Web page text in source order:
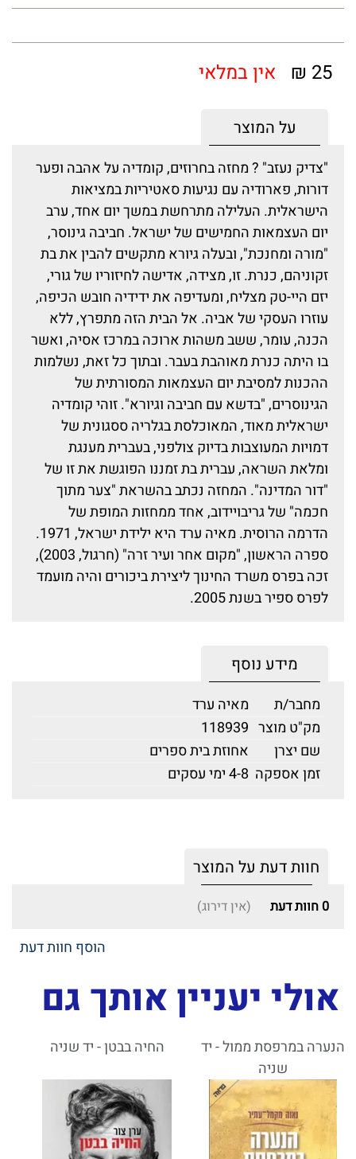
25 ₪ אין במלאי
על המוצר
"צדיק נעזב" ? מחזה בחרוזים, קומדיה על אהבה ופער
דורות, פארודיה עם נגיעות סאטיריות במציאות
הישראלית. העלילה מתרחשת במשך יום אחד, ערב
יום העצמאות החמישים של ישראל. חביבה גינוסר,
"מורה ומחנכת", ובעלה גיורא מתקשים להבין את בת
זקוניהם, כנרת. זו, מצידה, אדישה לחיזוריו של גורי,
יזם היי-טק מצליח, ומעדיפה את ידידיה חובש הכיפה,
עוזרו העסקי של אביה. אל הבית הזה מתפרץ, ללא
הכנה, עומר, ששב משהות ארוכה במרכז אסיה, ואשר
בו היתה כנרת מאוהבת בעבר. ובתוך כל זאת, נשלמות
ההכנות למסיבת יום העצמאות המסורתית של
הגינוסרים, "בדשא עם חביבה וגיורא". זוהי קומדיה
ישראלית מאוד, המאוכלסת בגלריה ססגונית של
דמויות המעוצבות בדיוק צולפני, בעברית מענגת
ומלאת השראה, עברית בת זמננו הפוגשת את זו של
"דור המדינה". המחזה נכתב בהשראת "צער מתוך
חכמה" של גריבויידוב, אחד ממחזות המופת של
הדרמה הרוסית. מאיה ערד היא ילידת ישראל, 1971.
ספרה הראשון, "מקום אחר ועיר זרה" (חרגול, 2003),
זכה בפרס משרד החינוך ליצירת ביכורים והיה מועמד
לפרס ספיר בשנת 2005.
מידע נוסף
מחבר/ת
מאיה ערד
מק"ט מוצר 118939
שם יצרן
אחוזת בית ספרים
זמן אספקה 4-8 ימי עסקים
חוות דעת על המוצר
0 חוות דעת (אין דירוג)
הוסף חוות דעת
אולי יעניין אותך גם
הנערה במרפסת ממול - יד
שניה
החיה בבטן - יד שניה